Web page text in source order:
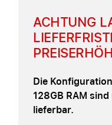
ACHTUNG
Die
128GB RAM
lieferbar.